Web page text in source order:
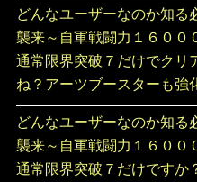
どんなユーザーなのか知る
襲来～自軍戦闘力１６００
通常限界突破７だけでクリ
ね？アーツブースターも強
どんなユーザーなのか知る
襲来～自軍戦闘力１６００
通常限界突破７だけですか